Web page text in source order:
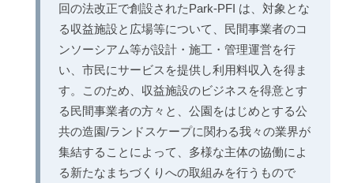
回の法改正で創設されたPark-PFI は、対象とな
る収益施設と広場等について、民間事業者のコ
ンソーシアム等が設計・施工・管理運営を行
い、市民にサービスを提供し利用料収入を得ま
す。このため、収益施設のビジネスを得意とす
る民間事業者の方々と、公園をはじめとする公
共の造園/ランドスケープに関わる我々の業界が
集結することによって、多様な主体の協働によ
る新たなまちづくりへの取組みを行うもので